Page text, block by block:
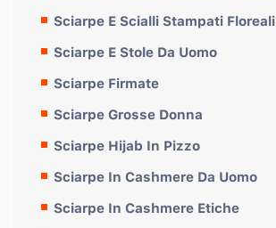
Sciarpe E Scialli Stampati Floreali
Sciarpe E Stole Da Uomo
Sciarpe Firmate
Sciarpe Grosse Donna
Sciarpe Hijab In Pizzo
Sciarpe In Cashmere Da Uomo
Sciarpe In Cashmere Etiche